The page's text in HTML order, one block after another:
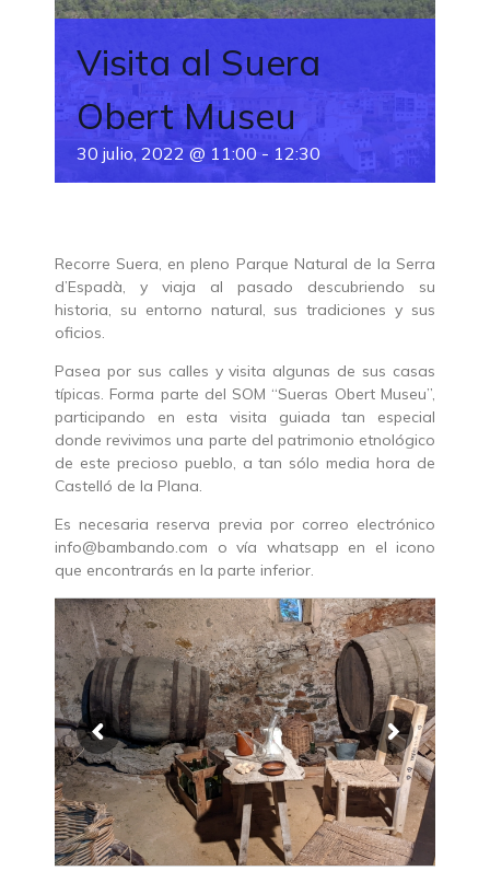
Visita al Suera
Obert Museu
30 julio, 2022 @ 11:00 - 12:30
Recorre Suera, en pleno Parque Natural de la Serra
d’Espadà, y viaja al pasado descubriendo su
historia, su entorno natural, sus tradiciones y sus
oficios.
Pasea por sus calles y visita algunas de sus casas
típicas. Forma parte del SOM “Sueras Obert Museu”,
participando en esta visita guiada tan especial
donde revivimos una parte del patrimonio etnológico
de este precioso pueblo, a tan sólo media hora de
Castelló de la Plana.
Es necesaria reserva previa por correo electrónico
info@bambando.com o vía whatsapp en el icono
que encontrarás en la parte inferior.